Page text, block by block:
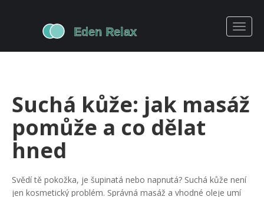
Suchá kůže: jak masáž
pomůže a co dělat
hned
Svědí tě pokožka, je šupinatá nebo napnutá? Suchá kůže není
jen kosmetický problém. Správná masáž a vhodné oleje umí